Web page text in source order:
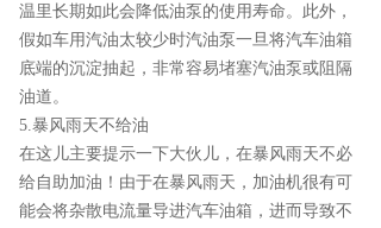
温里长期如此会降低油泵的使用寿命。此外，
假如车用汽油太较少时汽油泵一旦将汽车油箱
底端的沉淀抽起，非常容易堵塞汽油泵或阻隔
油道。
5.暴风雨天不给油
在这儿主要提示一下大伙儿，在暴风雨天不必
给自助加油！由于在暴风雨天，加油机很有可
能会将杂散电流量导进汽车油箱，进而导致不